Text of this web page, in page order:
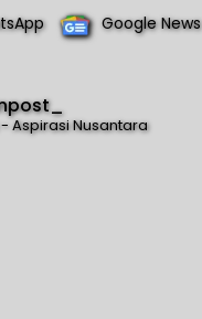
Google News
Aspirasi Nusantara